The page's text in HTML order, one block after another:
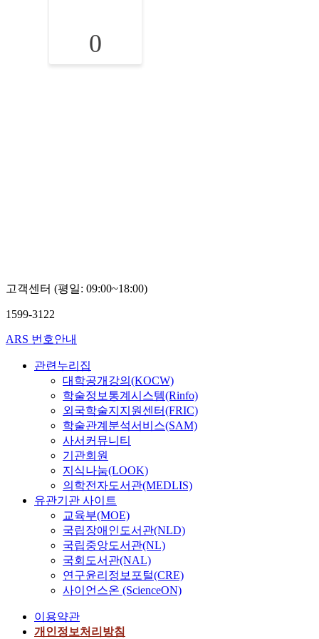
0
고객센터 (평일: 09:00~18:00)
1599-3122
ARS 번호안내
관련누리집
대학공개강의(KOCW)
학술정보통계시스템(Rinfo)
외국학술지지원센터(FRIC)
학술관계분석서비스(SAM)
사서커뮤니티
기관회원
지식나눔(LOOK)
의학전자도서관(MEDLIS)
유관기관 사이트
교육부(MOE)
국립장애인도서관(NLD)
국립중앙도서관(NL)
국회도서관(NAL)
연구윤리정보포털(CRE)
사이언스온 (ScienceON)
이용약관
개인정보처리방침